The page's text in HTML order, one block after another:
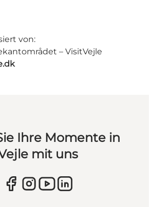
von:
– VisitVejle
Ihre Momente in
mit uns